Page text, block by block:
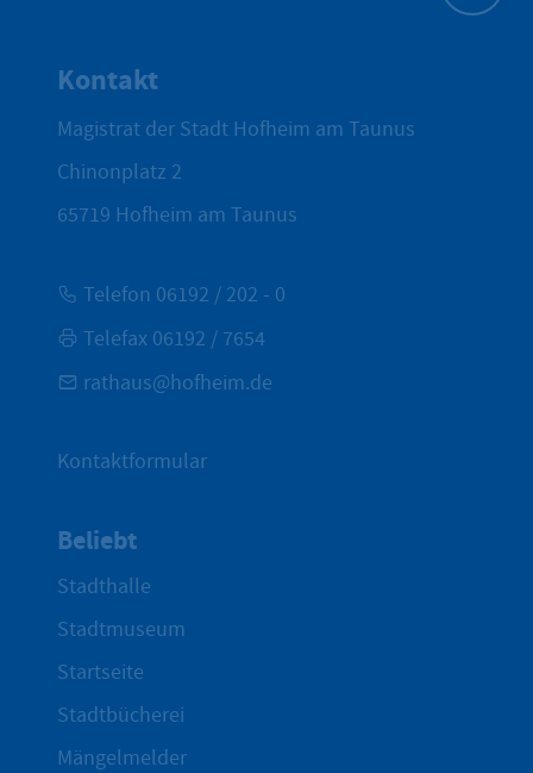
Kontakt
Magistrat der Stadt Hofheim am Taunus
Chinonplatz 2
65719 Hofheim am Taunus
Telefon 06192 / 202 - 0
Telefax 06192 / 7654
rathaus@hofheim.de
Kontaktformular
Beliebt
Stadthalle
Stadtmuseum
Startseite
Stadtbücherei
Mängelmelder